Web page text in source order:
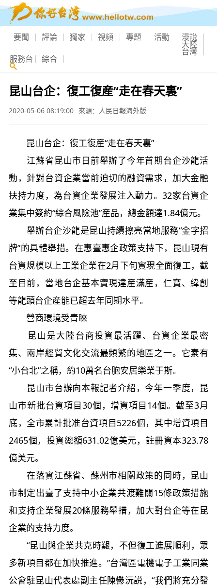
要聞 評論 獨家 視頻 專題 活動 漫説
大陸
台灣
服務台 綜合
昆山台企：復工復産“走在春天裏”
2020-05-06 08:19:00 來源：人民日報海外版
昆山台企：復工復産“走在春天裏”
江蘇省昆山市日前舉辦了今年首期台企沙龍活
動，針對台資企業當前迫切的融資需求，加大金融
扶持力度，為台資企業發展注入動力。32家台資企
業集中簽約“綜合風險池”産品，總金額達1.84億元。
舉辦台企沙龍是昆山持續擦亮當地服務“金字招
牌”的具體舉措。在惠臺惠企政策支持下，昆山現有
台資規模以上工業企業在2月下旬實現全面復工，截
至目前，當地台企基本實現達産滿産，仁寶、緯創
等龍頭台企産能已超去年同期水平。
營商環境受青睞
昆山是大陸台商投資最活躍、台資企業最密
集、兩岸經貿文化交流最頻繁的地區之一。它素有
“小台北”之稱，約10萬名台胞安居樂業于斯。
昆山市台辦向本報記者介紹，今年一季度，昆
山市新批台資項目30個，增資項目14個。截至3月
底，全市累計批准台資項目5226個，其中增資項目
2465個，投資總額631.02億美元，註冊資本323.78
億美元。
在落實江蘇省、蘇州市相關政策的同時，昆山
市制定出臺了支持中小企業共渡難關15條政策措施
和支持企業發展20條服務舉措，加大對台企等在昆
企業的支持力度。
“昆山與企業共克時艱，不但復工進展順利，眾
多新項目都在加快推進。”台灣區電機電子工業同業
公會駐昆山代表處副主任陳鬱沅説，“我們將充分發